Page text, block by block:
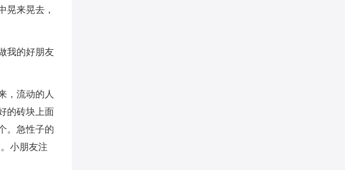
晃来晃去，
我的好朋友
，流动的人
的砖块上面
。急性子的
小朋友注